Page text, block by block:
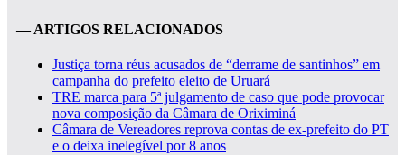
— ARTIGOS RELACIONADOS
Justiça torna réus acusados de “derrame de santinhos” em
campanha do prefeito eleito de Uruará
TRE marca para 5ª julgamento de caso que pode provocar
nova composição da Câmara de Oriximiná
Câmara de Vereadores reprova contas de ex-prefeito do PT
e o deixa inelegível por 8 anos